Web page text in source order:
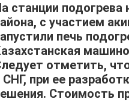
станции
с участием
печь
отметить,
СНГ, при ее
Стоимость